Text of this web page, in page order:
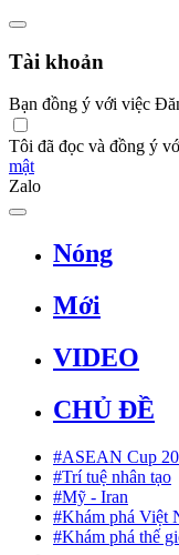
Tài khoản
Bạn đồng ý với việc
Tôi đã đọc và đồng ý
mật
Zalo
Nóng
Mới
VIDEO
CHỦ ĐỀ
#ASEAN Cup
#Trí tuệ nhân tạo
#Mỹ - Iran
#Khám phá Việt
#Khám phá thế